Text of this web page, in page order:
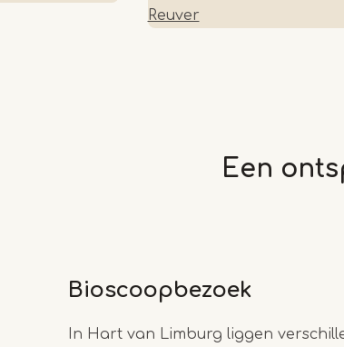
Reuver
Een
Bioscoopbezoek
In Hart van Limburg liggen